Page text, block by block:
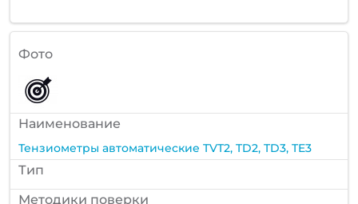
Фото
Наименование
Тензиометры автоматические TVT2, TD2, TD3, TE3
Тип
Методики поверки